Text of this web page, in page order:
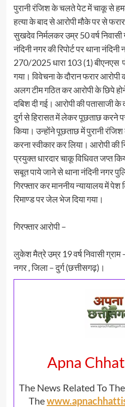
पुरानी रंजिश के चलते पेट में चाकू से
हत्या के बाद से आरोपी मौके पर से
सुखदेव निर्मलकर उम्र 50 वर्ष निवासी
नंदिनी नगर की रिपोर्ट पर थाना
270/2025 धारा 103 (1) बीएनएस
गया। विवेचना के दौरान फरार
अलग टीम गठित कर आरोपी के छिपे
दबिश दी गई। आरोपी की पतासाजी के
दुर्ग से हिरासत में लेकर पूछताछ करने
किया। उन्होंने पूछताछ में पुरानी
करना स्वीकार कर लिया। आरोपी की
प्रयुक्त धारदार चाकू विधिवत जप्त
सबूत पाये जाने से थाना नंदिनी नगर
गिरफ्तार कर माननीय न्यायालय में
रिमाण्ड पर जेल भेज दिया गया।‌
गिरफ्तार आरोपी –
लुकेश मैत्रे उम्र 19 वर्ष निवासी ग्राम
नगर , जिला – दुर्ग (छत्तीसगढ़)।
Apna
The News Related To
The